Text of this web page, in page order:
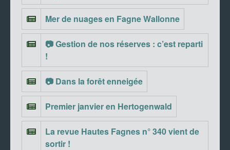
Mer de nuages en Fagne Wallonne
📷 Gestion de nos réserves : c’est reparti
!
📷 Dans la forêt enneigée
Premier janvier en Hertogenwald
La revue Hautes Fagnes n° 340 vient de
sortir !